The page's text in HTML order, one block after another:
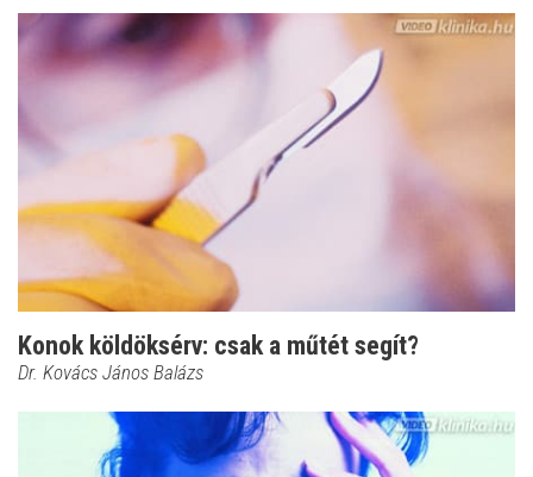
Konok köldöksérv: csak a műtét segít?
Dr. Kovács János Balázs